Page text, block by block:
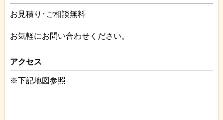
お見積り･ご相談無料
お気軽にお問い合わせください。
アクセス
※下記地図参照